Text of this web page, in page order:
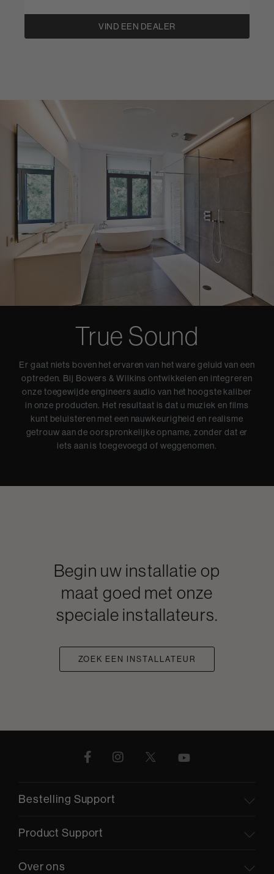
VIND EEN DEALER
True Sound
Er gaat niets boven het ervaren van het ware geluid van een
optreden. Bij Bowers & Wilkins ontwikkelen en integreren
onze toegewijde engineers audio van het hoogste kaliber
in onze producten. Het resultaat is dat u muziek en films
kunt beluisteren met een nauwkeurigheid en realisme
getrouw aan de oorspronkelijke opname, zonder dat er
iets aan is toegevoegd of weggenomen.
Begin uw installatie op
maat goed met onze
speciale installateurs.
ZOEK EEN INSTALLATEUR
Bestelling Support
Product Support
Over ons